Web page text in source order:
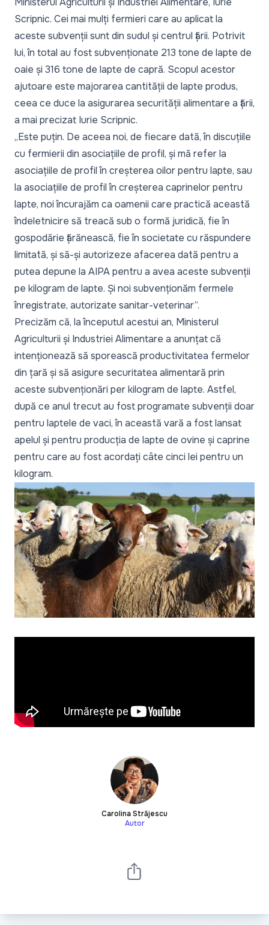
Scripnic. Cei mai mulți fermieri care au aplicat la
aceste subvenții sunt din sudul și centrul țării. Potrivit
lui, în total au fost subvenționate 213 tone de lapte de
oaie și 316 tone de lapte de capră. Scopul acestor
ajutoare este majorarea cantității de lapte produs,
ceea ce duce la asigurarea securității alimentare a țării,
a mai precizat Iurie Scripnic.
„Este puțin. De aceea noi, de fiecare dată, în discuțiile
cu fermierii din asociațiile de profil, și mă refer la
asociațiile de profil în creșterea oilor pentru lapte, sau
la asociațiile de profil în creșterea caprinelor pentru
lapte, noi încurajăm ca oamenii care practică această
îndeletnicire să treacă sub o formă juridică, fie în
gospodărie țărănească, fie în societate cu răspundere
limitată, și să-și autorizeze afacerea dată pentru a
putea depune la AIPA pentru a avea aceste subvenții
pe kilogram de lapte. Și noi subvenționăm fermele
înregistrate, autorizate sanitar-veterinar”.
Precizăm că, la începutul acestui an, Ministerul
Agriculturii și Industriei Alimentare a anunțat că
intenționează să sporească productivitatea fermelor
din țară și să asigure securitatea alimentară prin
aceste subvenționări per kilogram de lapte. Astfel,
după ce anul trecut au fost programate subvenții doar
pentru laptele de vaci, în această vară a fost lansat
apelul și pentru producția de lapte de ovine și caprine
pentru care au fost acordați câte cinci lei pentru un
kilogram.
Carolina Străjescu
Autor